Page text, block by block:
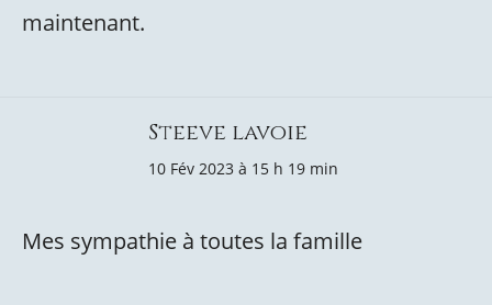
maintenant.
Steeve lavoie
10 Fév 2023 à 15 h 19 min
Mes sympathie à toutes la famille